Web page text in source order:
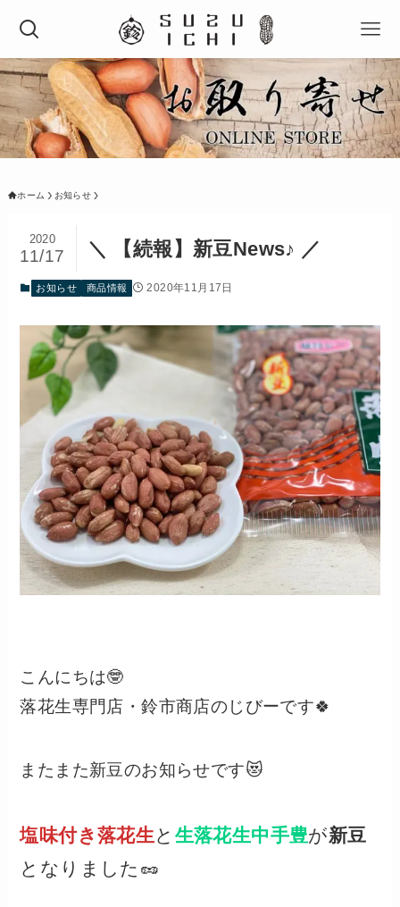
ホーム お知らせ
＼ 【続報】新豆News♪ ／
2020
11/17
お知らせ 商品情報 2020年11月17日
こんにちは🤓
落花生専門店・鈴市商店のじびーです🍀
またまた新豆のお知らせです😻
塩味付き落花生と 生落花生中手豊が新豆
となりました🥜